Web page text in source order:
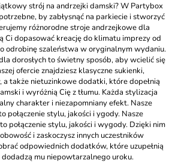
strój na andrzejki damski? W Partybox
by zabłysnąć na parkiecie i stworzyć
różnorodne stroje andrzejkowe dla
Ci dopasować kreację do klimatu imprezy od
odrobinę szaleństwa w oryginalnym wydaniu.
dorosłych to świetny sposób, aby wcielić się
ofercie znajdziesz klasyczne sukienki,
także nietuzinkowe dodatki, które dopełnią
i wyróżnią Cię z tłumu. Każda stylizacja
charakter i niezapomniany efekt. Nasze
połączenie stylu, jakości i ygody. Nasze
połączenie stylu, jakości i wygody. Dzięki nim
i zaskoczysz innych uczestników
odpowiednich dodatków, które uzupełnią
mu niepowtarzalnego uroku.